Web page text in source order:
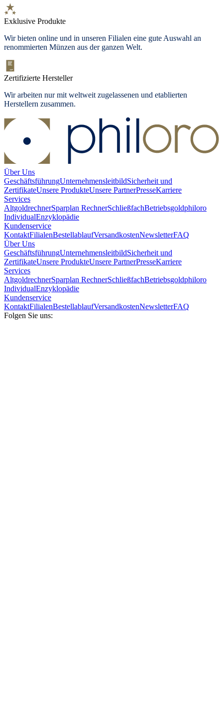
Exklusive Produkte
Wir bieten online und in unseren Filialen eine gute Auswahl an
renommierten Münzen aus der ganzen Welt.
Zertifizierte Hersteller
Wir arbeiten nur mit weltweit zugelassenen und etablierten
Herstellern zusammen.
Über Uns
GeschäftsführungUnternehmensleitbildSicherheit und
ZertifikateUnsere ProdukteUnsere PartnerPresseKarriere
Services
AltgoldrechnerSparplan RechnerSchließfachBetriebsgoldphiloro
IndividualEnzyklopädie
Kundenservice
KontaktFilialenBestellablaufVersandkostenNewsletterFAQ
Über Uns
GeschäftsführungUnternehmensleitbildSicherheit und
ZertifikateUnsere ProdukteUnsere PartnerPresseKarriere
Services
AltgoldrechnerSparplan RechnerSchließfachBetriebsgoldphiloro
IndividualEnzyklopädie
Kundenservice
KontaktFilialenBestellablaufVersandkostenNewsletterFAQ
Folgen Sie uns: